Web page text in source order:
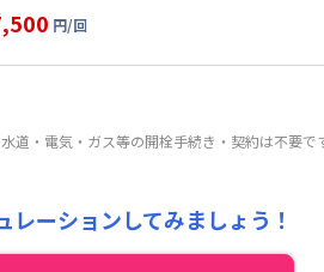
抜)
円/回
抜)
道・電気・ガス等の開栓手続き・契約は不要で
レーションしてみましょう！